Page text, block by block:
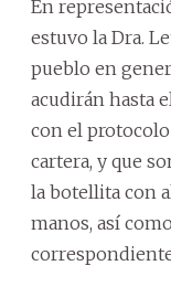
En
estuvo la Dra.
pueblo en
acudirán hasta
con el
cartera, y que
la botellita con
manos, así